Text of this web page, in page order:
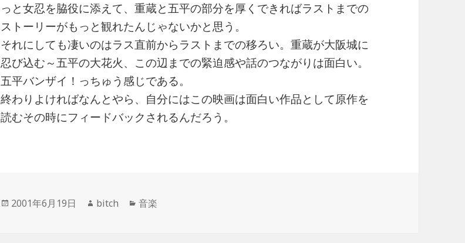
っと女忍を脇役に添えて、重蔵と五平の部分を厚くできればラストまでの
ストーリーがもっと観れたんじゃないかと思う。
それにしても凄いのはラス直前からラストまでの移ろい。重蔵が大阪城に
忍び込む～五平の大花火、この辺までの緊迫感や話のつながりは面白い。
五平バンザイ！っちゅう感じである。
終わりよければなんとやら、自分にはこの映画は面白い作品として原作を
読むその時にフィードバックされるんだろう。
投
2001年6月19日
作
bitch
カ
音楽